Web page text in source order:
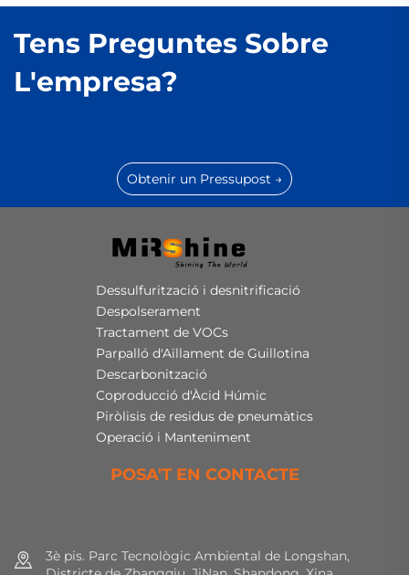
Tens Preguntes Sobre
L'empresa?
Obtenir un Pressupost →
Dessulfurització i desnitrificació
Despolserament
Tractament de VOCs
Parpalló d'Aïllament de Guillotina
Descarbonització
Coproducció d'Àcid Húmic
Piròlisis de residus de pneumàtics
Operació i Manteniment
POSA'T EN CONTACTE
3è pis. Parc Tecnològic Ambiental de Longshan,